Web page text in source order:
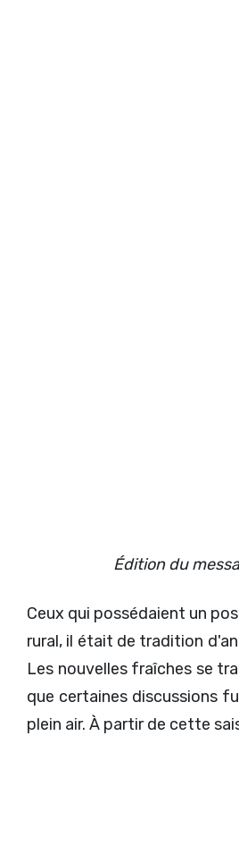
Édition du
Ceux qui possédaient un
rural, il était de tradition
Les nouvelles fraîches se
que certaines discussions
plein air. À partir de cette